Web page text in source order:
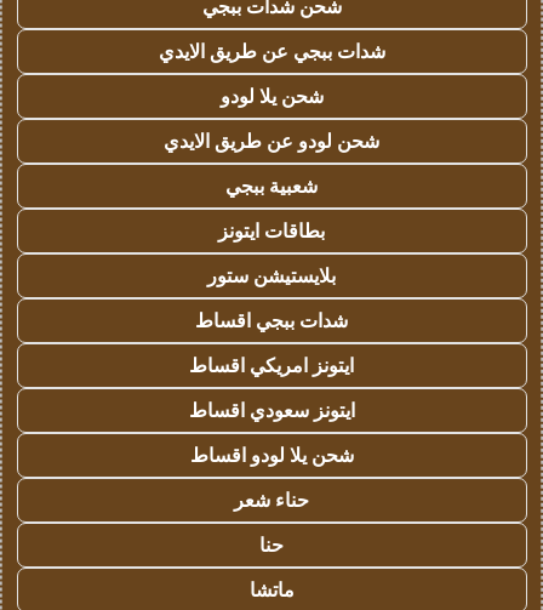
شحن شدات ببجي
شدات ببجي عن طريق الايدي
شحن يلا لودو
شحن لودو عن طريق الايدي
شعبية ببجي
بطاقات ايتونز
بلايستيشن ستور
شدات ببجي اقساط
ايتونز امريكي اقساط
ايتونز سعودي اقساط
شحن يلا لودو اقساط
حناء شعر
حنا
ماتشا